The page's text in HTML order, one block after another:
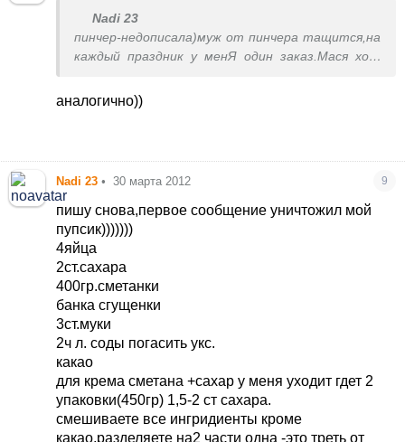
Nadi 23
пинчер-недописала)муж от пинчера тащится,на
каждый праздник у менЯ один заказ.Мася хочу
аналогично))
Nadi 23 • 30 марта 2012 9
пишу снова,первое сообщение уничтожил мой
пупсик)))))))
4яйца
2ст.сахара
400гр.сметанки
банка сгущенки
3ст.муки
2ч л. соды погасить укс.
какао
для крема сметана +сахар у меня уходит гдет 2
упаковки(450гр) 1,5-2 ст сахара.
смешиваете все ингридиенты кроме
какао,разделяете на2 части одна -это треть от